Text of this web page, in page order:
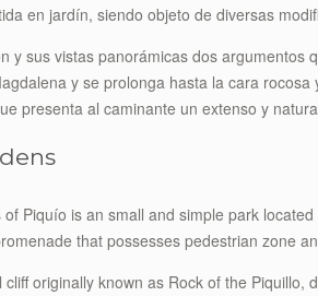
en jardín, siendo objeto de diversas
y sus vistas panorámicas dos
y se prolonga hasta la cara
presenta al caminante un extenso y
Piquío is an small and simple park
that possesses pedestrian zone
cliff originally known as Rock of the